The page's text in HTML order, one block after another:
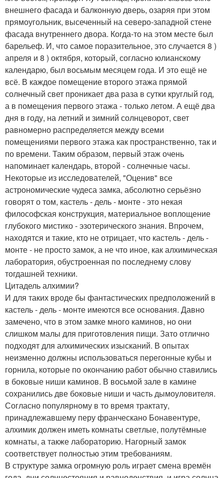
внешнего фасада и балконную дверь, озаряя при этом
прямоугольник, высеченный на северо-западной стене
фасада внутреннего двора. Когда-то на этом месте был
барельеф. И, что самое поразительное, это случается 8 )
апреля и 8 ) октября, который, согласно юлианскому
календарю, был восьмым месяцем года. И это ещё не
всё. В каждое помещение второго этажа прямой
солнечный свет проникает два раза в сутки круглый год,
а в помещения первого этажа - только летом. А ещё два
дня в году, на летний и зимний солнцеворот, свет
равномерно распределяется между всеми
помещениями первого этажа как пространственно, так и
по времени. Таким образом, первый этаж очень
напоминает календарь, второй - солнечные часы.
Некоторые из исследователей, "Оценив" все
астрономические чудеса замка, абсолютно серьёзно
говорят о том, кастель - дель - монте - это некая
философская конструкция, материальное воплощение
глубокого мистико - эзотерического знания. Впрочем,
находятся и такие, кто не отрицает, что кастель - дель -
монте - не просто замок, а не что иное, как алхимическая
лаборатория, обустроенная по последнему слову
тогдашней техники.
Цитадель алхимии?
И для таких вроде бы фантастических предположений в
кастель - дель - монте имеются все основания. Давно
замечено, что в этом замке много каминов, но они
слишком малы для приготовления пищи. Зато отлично
подходят для алхимических изысканий. В опытах
неизменно должны использоваться перегонные кубы и
горнила, которые по окончанию работ обычно ставились
в боковые ниши каминов. В восьмой зале в камине
сохранились две боковые ниши и часть дымоуловителя.
Согласно популярному в то время трактату,
принадлежавшему перу франческано Бонавентуре,
алхимик должен иметь комнаты светлые, полутёмные
комнаты, а также лабораторию. Нагорный замок
соответствует полностью этим требованиям.
В структуре замка огромную роль играет смена времён